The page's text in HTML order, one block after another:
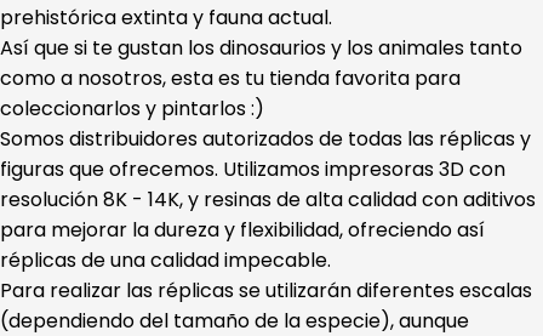
prehistórica extinta y fauna actual.
Así que si te gustan los dinosaurios y los animales tanto
como a nosotros, esta es tu tienda favorita para
coleccionarlos y pintarlos :)
Somos distribuidores autorizados de todas las réplicas y
figuras que ofrecemos. Utilizamos impresoras 3D con
resolución 8K - 14K, y resinas de alta calidad con aditivos
para mejorar la dureza y flexibilidad, ofreciendo así
réplicas de una calidad impecable.
Para realizar las réplicas se utilizarán diferentes escalas
(dependiendo del tamaño de la especie), aunque